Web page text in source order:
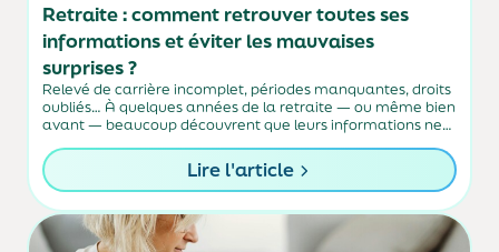
Retraite : comment retrouver toutes ses
informations et éviter les mauvaises
surprises ?
Relevé de carrière incomplet, périodes manquantes, droits
oubliés… À quelques années de la retraite — ou même bien
avant — beaucoup découvrent que leurs informations ne
régulièrement ses droits permet d’anticiper, de...
Lire l'article